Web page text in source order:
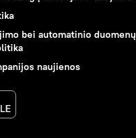
bei automatinio duomenų
naujienos